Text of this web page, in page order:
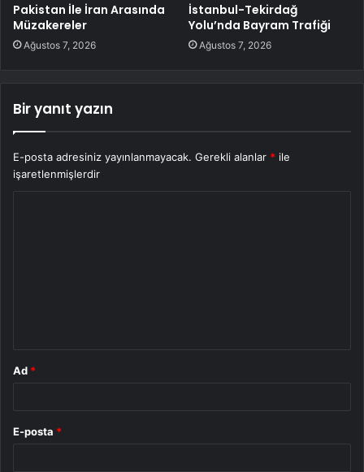
Pakistan İle İran Arasında
Müzakereler
Ağustos 7, 2026
İstanbul-Tekirdağ
Yolu’nda Bayram Trafiği
Ağustos 7, 2026
Bir yanıt yazın
E-posta adresiniz yayınlanmayacak. Gerekli alanlar * ile
işaretlenmişlerdir
Ad *
E-posta *